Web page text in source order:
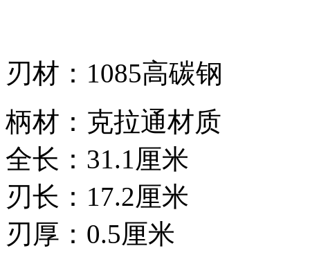
刃材：1085高碳钢
柄材：克拉通材质
全长：31.1厘米
刃长：17.2厘米
刃厚：0.5厘米